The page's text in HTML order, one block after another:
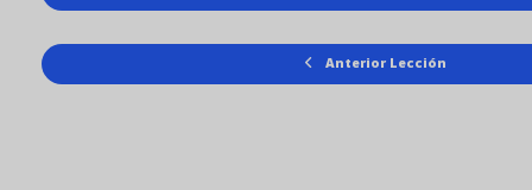
Anterior Lección